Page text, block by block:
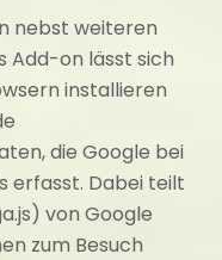
nebst weiteren
Add-on lässt sich
installieren
die Google bei
erfasst. Dabei teilt
von Google
zum Besuch